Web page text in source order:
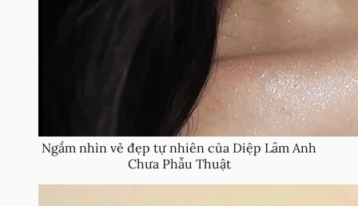
Ngắm nhìn vẻ đẹp tự nhiên của Diệp Lâm Anh
Chưa Phẫu Thuật